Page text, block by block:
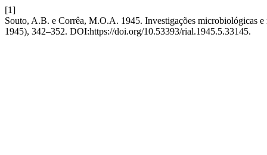
[1]
Souto, A.B. e Corrêa, M.O.A. 1945. Investigações microbiológicas e
1945), 342–352. DOI:https://doi.org/10.53393/rial.1945.5.33145.